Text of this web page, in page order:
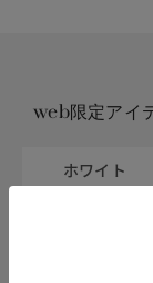
web限定アイ
ホワイト